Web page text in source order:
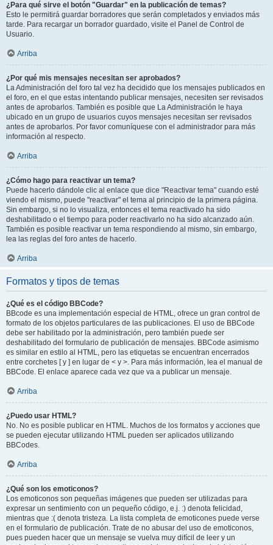
¿Para qué sirve el botón "Guardar" en la publicación de temas?
Esto le permitirá guardar borradores que serán completados y enviados más
tarde. Para recargar un borrador guardado, visite el Panel de Control de
Usuario.
Arriba
¿Por qué mis mensajes necesitan ser aprobados?
La Administración del foro tal vez ha decidido que los mensajes publicados en
el foro, en el que estas intentando publicar mensajes, necesiten ser revisados
antes de aprobarlos. También es posible que La Administración le haya
ubicado en un grupo de usuarios cuyos mensajes necesitan ser revisados
antes de aprobarlos. Por favor comuníquese con el administrador para más
información al respecto.
Arriba
¿Cómo hago para reactivar un tema?
Puede hacerlo dándole clic al enlace que dice "Reactivar tema" cuando esté
viendo el mismo, puede "reactivar" el tema al principio de la primera página.
Sin embargo, si no lo visualiza, entonces el tema reactivado ha sido
deshabilitado o el tiempo para poder reactivarlo no ha sido alcanzado aún.
También es posible reactivar un tema respondiendo al mismo, sin embargo,
lea las reglas del foro antes de hacerlo.
Arriba
Formatos y tipos de temas
¿Qué es el código BBCode?
BBcode es una implementación especial de HTML, ofrece un gran control de
formato de los objetos particulares de las publicaciones. El uso de BBCode
debe ser habilitado por la administración, pero también puede ser
deshabilitado del formulario de publicación de mensajes. BBCode asimismo
es similar en estilo al HTML, pero las etiquetas se encuentran encerrados
entre corchetes [ y ] en lugar de < y >. Para más información, lea el manual de
BBCode. El enlace aparece cada vez que va a publicar un mensaje.
Arriba
¿Puedo usar HTML?
No. No es posible publicar en HTML. Muchos de los formatos y acciones que
se pueden ejecutar utilizando HTML pueden ser aplicados utilizando
BBCodes.
Arriba
¿Qué son los emoticonos?
Los emoticonos son pequeñas imágenes que pueden ser utilizadas para
expresar un sentimiento con un pequeño código, e.j. :) denota felicidad,
mientras que :( denota tristeza. La lista completa de emoticones puede verse
en el formulario de publicación. Trate de no abusar del uso de emoticonos,
pues pueden hacer que un mensaje se vuelva muy difícil de leer y un